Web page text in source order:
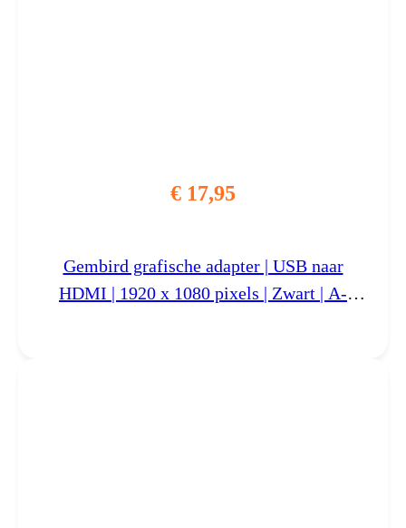
€ 17,95
Gembird grafische adapter | USB naar
HDMI | 1920 x 1080 pixels | Zwart | A-